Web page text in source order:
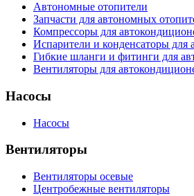
Автономные отопители
Запчасти для автономных
Компрессоры для
Испарители и конденсаторы для
Гибкие шланги и фитинги для
Вентиляторы для
Насосы
Насосы
Вентиляторы
Вентиляторы осевые
Центробежные вентиляторы